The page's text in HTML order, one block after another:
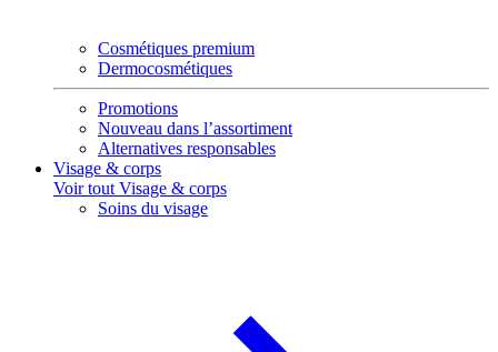
Cosmétiques premium
Dermocosmétiques
Promotions
Nouveau dans l’assortiment
Alternatives responsables
Visage & corps
Voir tout Visage & corps
Soins du visage